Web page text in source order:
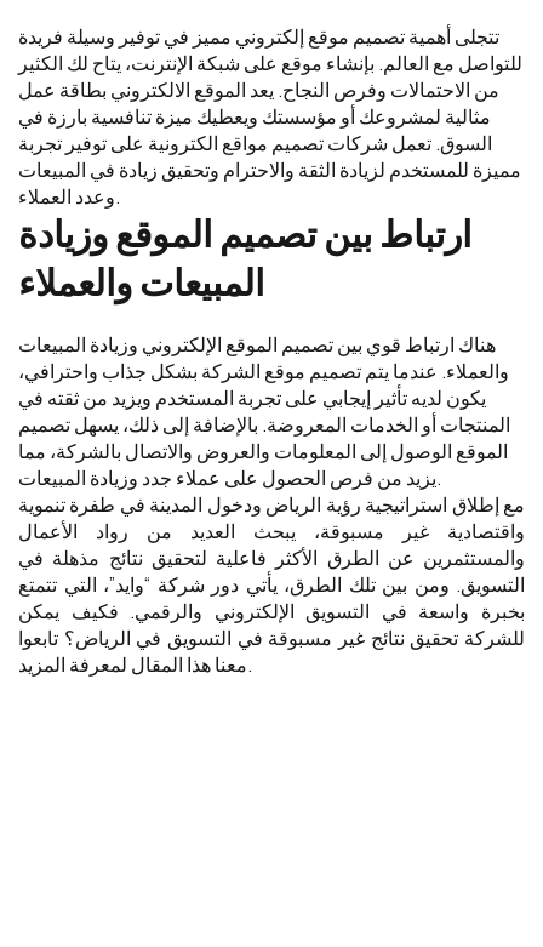
تتجلى أهمية تصميم موقع إلكتروني مميز في توفير وسيلة فريدة
للتواصل مع العالم. بإنشاء موقع على شبكة الإنترنت، يتاح لك الكثير
من الاحتمالات وفرص النجاح. يعد الموقع الالكتروني بطاقة عمل
مثالية لمشروعك أو مؤسستك ويعطيك ميزة تنافسية بارزة في
السوق. تعمل شركات تصميم مواقع الكترونية على توفير تجربة
مميزة للمستخدم لزيادة الثقة والاحترام وتحقيق زيادة في المبيعات
وعدد العملاء.
ارتباط بين تصميم الموقع وزيادة
المبيعات والعملاء
هناك ارتباط قوي بين تصميم الموقع الإلكتروني وزيادة المبيعات
والعملاء. عندما يتم تصميم موقع الشركة بشكل جذاب واحترافي،
يكون لديه تأثير إيجابي على تجربة المستخدم ويزيد من ثقته في
المنتجات أو الخدمات المعروضة. بالإضافة إلى ذلك، يسهل تصميم
الموقع الوصول إلى المعلومات والعروض والاتصال بالشركة، مما
يزيد من فرص الحصول على عملاء جدد وزيادة المبيعات.
مع إطلاق استراتيجية رؤية الرياض ودخول المدينة في طفرة تنموية
واقتصادية غير مسبوقة، يبحث العديد من رواد الأعمال
والمستثمرين عن الطرق الأكثر فاعلية لتحقيق نتائج مذهلة في
التسويق. ومن بين تلك الطرق، يأتي دور شركة “وايد”، التي تتمتع
بخبرة واسعة في التسويق الإلكتروني والرقمي. فكيف يمكن
للشركة تحقيق نتائج غير مسبوقة في التسويق في الرياض؟ تابعوا
معنا هذا المقال لمعرفة المزيد.